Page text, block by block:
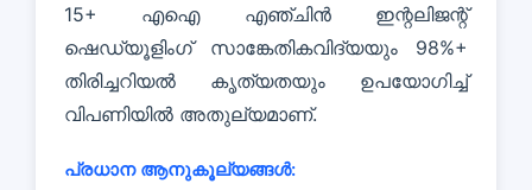
15+ എഐ എഞ്ചിൻ ഇന്റലിജന്റ്
ഷെഡ്യൂളിംഗ് സാങ്കേതികവിദ്യയും 98%+
തിരിച്ചറിയൽ കൃത്യതയും ഉപയോഗിച്ച്
വിപണിയിൽ അതുല്യമാണ്.
പ്രധാന ആനുകൂല്യങ്ങൾ: